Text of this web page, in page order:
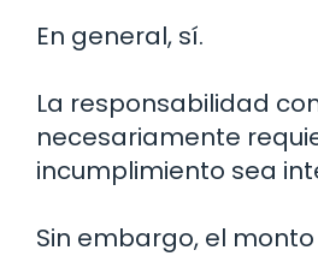
En general, sí.
La responsabilidad
necesariamente
incumplimiento sea
Sin embargo, el